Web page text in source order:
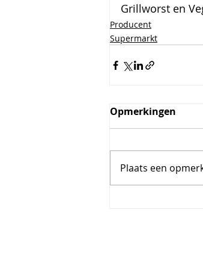
Grillworst en
Producent
Supermarkt
Opmerkingen
Plaats een